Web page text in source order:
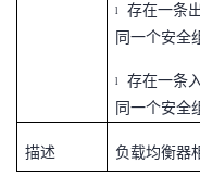
l
存在一条
同一个安全
l
存在一条
同一个安全
描述 负载均衡器